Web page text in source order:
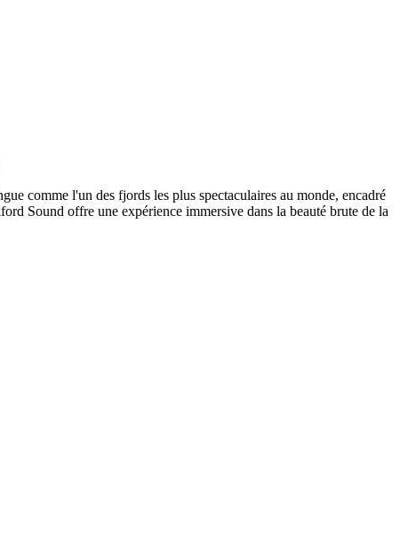
comme l'un des fjords les plus spectaculaires au monde, encadré
Sound offre une expérience immersive dans la beauté brute de la